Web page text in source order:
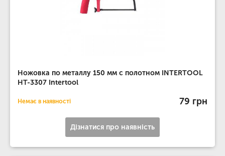
Ножовка по металлу 150 мм с полотном INTERTOOL
HT-3307 Intertool
Немає в наявності 79 грн
Дізнатися про наявність